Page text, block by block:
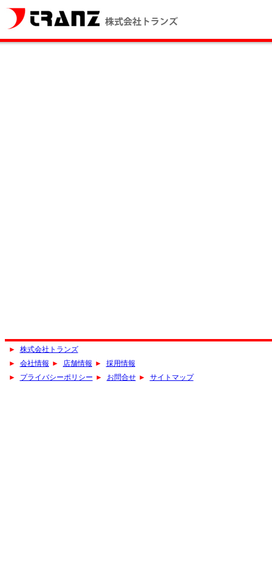
►
株式会社トランズ
►
会社情報 ► 店舗情報 ►
採用情報
►
プライバシーポリシー ► お問合せ ► サイトマップ